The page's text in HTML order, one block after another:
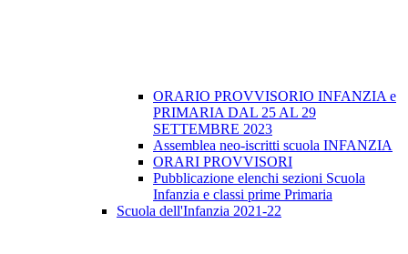
ORARIO PROVVISORIO INFANZIA e
PRIMARIA DAL 25 AL 29
SETTEMBRE 2023
Assemblea neo-iscritti scuola INFANZIA
ORARI PROVVISORI
Pubblicazione elenchi sezioni Scuola
Infanzia e classi prime Primaria
Scuola dell'Infanzia 2021-22